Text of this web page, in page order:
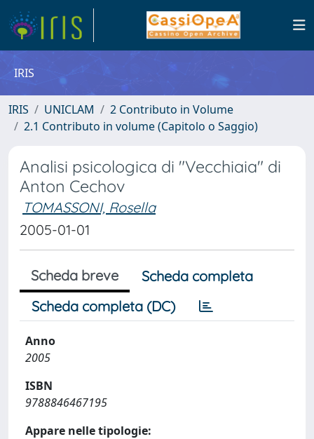
IRIS
IRIS UNICLAM
2 Contributo in Volume
2.1 Contributo in volume (Capitolo o Saggio)
Analisi psicologica di "Vecchiaia" di
Anton Cechov
TOMASSONI, Rosella
2005-01-01
Scheda breve
Scheda completa
Scheda completa (DC)
Anno
2005
ISBN
9788846467195
Appare nelle tipologie: